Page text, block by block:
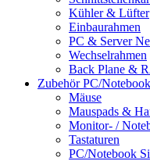
Kühler & Lüfter
Einbaurahmen
PC & Server
Wechselrahmen
Back Plane &
Zubehör PC/Notebook
Mäuse
Mauspads &
Monitor- /
Tastaturen
PC/Notebook